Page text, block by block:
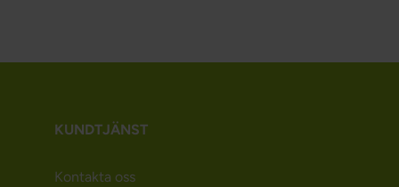
KUNDTJÄNST
Kontakta oss